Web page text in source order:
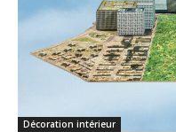
Décoration intérieur